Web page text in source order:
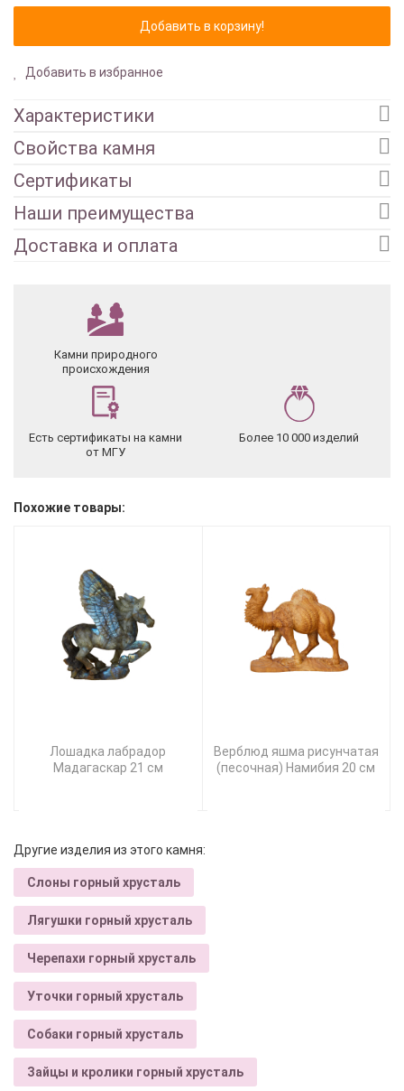
Добавить в избранное
Характеристики
Свойства камня
Сертификаты
Наши преимущества
Доставка и оплата
Камни природного
происхождения
Есть сертификаты на камни
от МГУ
Более 10 000 изделий
Похожие товары:
Лошадка лабрадор
Мадагаскар 21 см
Верблюд яшма рисунчатая
(песочная) Намибия 20 см
Другие изделия из этого камня:
Слоны горный хрусталь
Лягушки горный хрусталь
Черепахи горный хрусталь
Уточки горный хрусталь
Собаки горный хрусталь
Зайцы и кролики горный хрусталь